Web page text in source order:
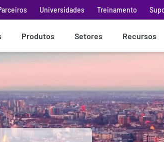
Universidades Treinamento
Produtos Setores Recursos